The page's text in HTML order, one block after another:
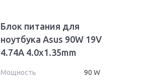
Блок питания для
ноутбука Asus 90W 19V
4.74A 4.0x1.35mm
Мощность
90 W